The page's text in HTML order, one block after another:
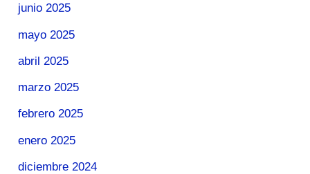
junio 2025
mayo 2025
abril 2025
marzo 2025
febrero 2025
enero 2025
diciembre 2024